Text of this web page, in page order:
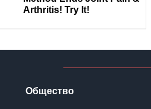
Общество